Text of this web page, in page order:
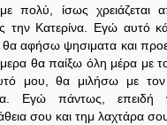
πολύ, ίσως
την Κατερίνα. Εγώ
αφήσω ψησιματα και
θα παίξω όλη μέρα με
μου, θα μιλήσω με
Εγώ πάντως, επειδή
σου και τημ λαχτάρα